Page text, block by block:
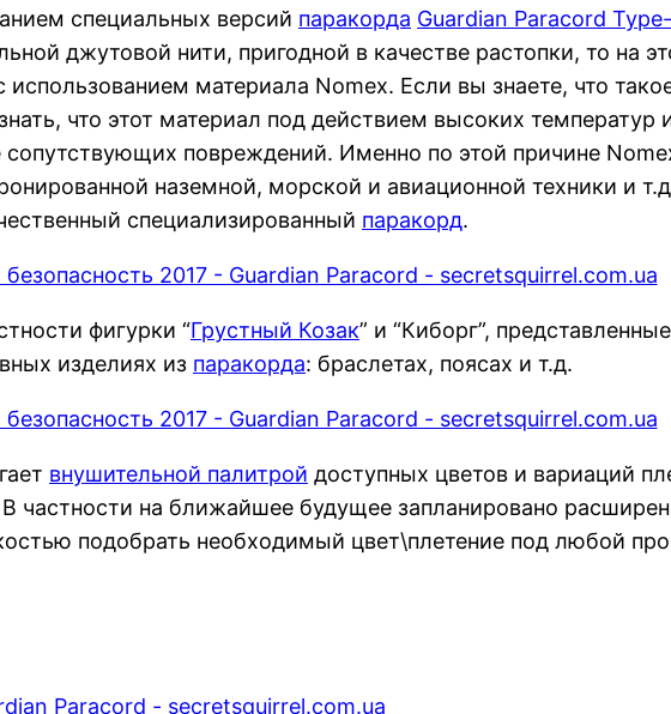
специальных версий паракорда Guardian Paracord
джутовой нити, пригодной в качестве растопки, то на
использованием материала Nomex. Если вы знаете, что
что этот материал под действием высоких температур
повреждений. Именно по этой причине
наземной, морской и авиационной техники и
специализированный паракорд.
фигурки “Грустный Козак” и “Киборг”,
изделиях из паракорда: браслетах, поясах и т.д.
внушительной палитрой доступных цветов и вариаций
частности на ближайшее будущее запланировано
подобрать необходимый цвет\плетение под любой